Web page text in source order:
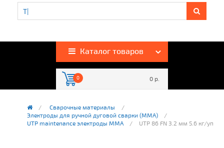
Гарантия и возврат
Каталог товаров
0 0 р.
Сварочные материалы
Электроды для ручной дуговой сварки (ММА)
UTP maintenance электроды MMA
UTP 86 FN 3.2 мм 5.6 кг/уп